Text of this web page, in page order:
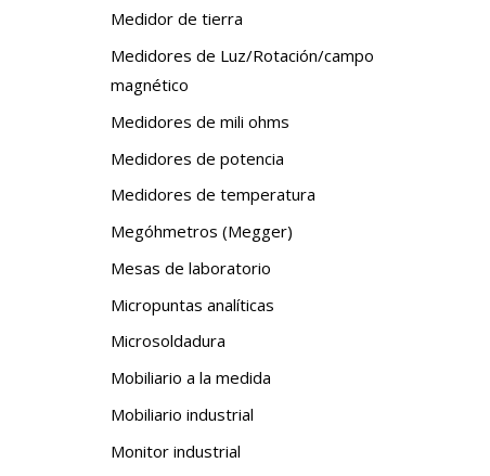
Medidor de tierra
Medidores de Luz/Rotación/campo
magnético
Medidores de mili ohms
Medidores de potencia
Medidores de temperatura
Megóhmetros (Megger)
Mesas de laboratorio
Micropuntas analíticas
Microsoldadura
Mobiliario a la medida
Mobiliario industrial
Monitor industrial